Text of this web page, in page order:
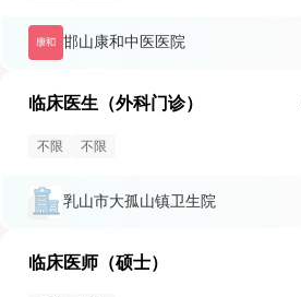
邯山康和中医医院
临床医生（外科门诊）
不限 不限
乳山市大孤山镇卫生院
临床医师（硕士）